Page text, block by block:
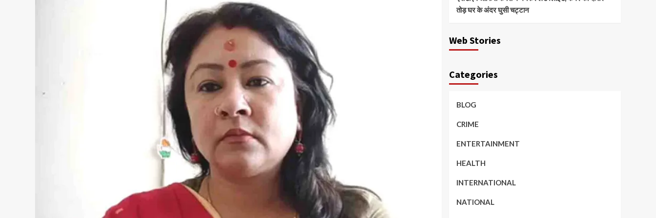
तोड़ घर के अंदर घुसी चट्टान
Web Stories
Categories
BLOG
CRIME
ENTERTAINMENT
HEALTH
INTERNATIONAL
NATIONAL